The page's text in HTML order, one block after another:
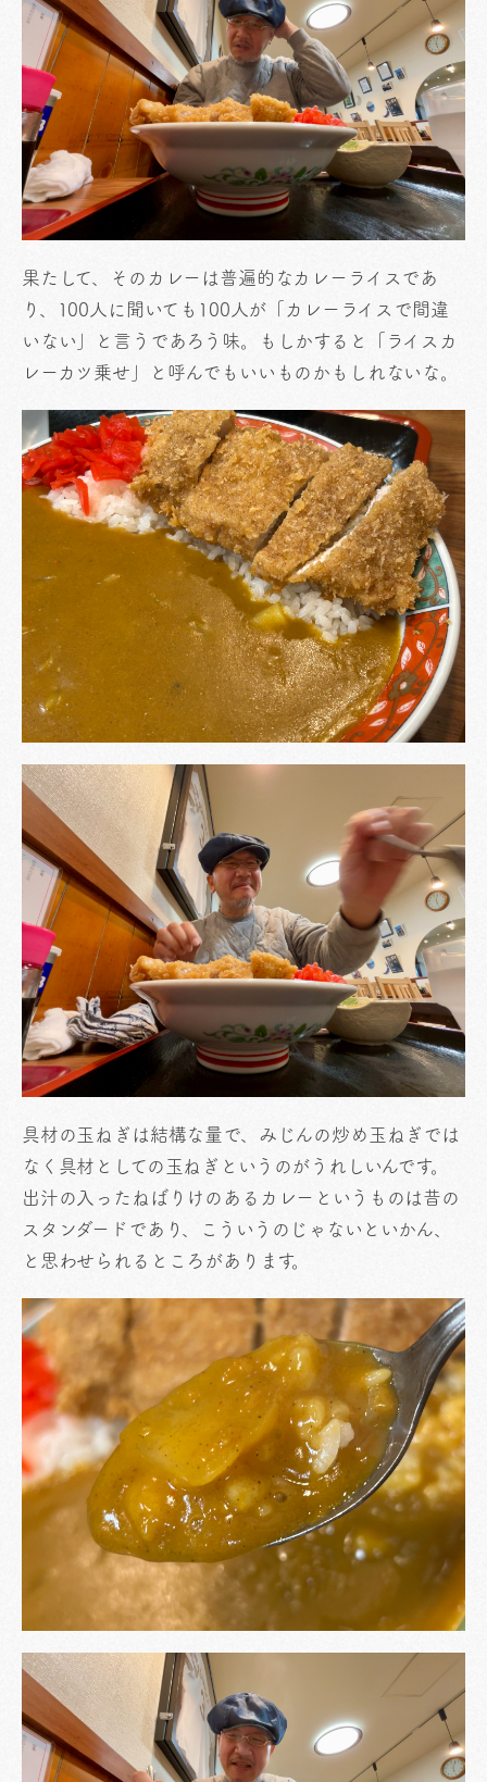
果たして、そのカレーは普遍的なカレーライスであ
り、100人に聞いても100人が「カレーライスで間違
いない」と言うであろう味。もしかすると「ライスカ
レーカツ乗せ」と呼んでもいいものかもしれないな。
具材の玉ねぎは結構な量で、みじんの炒め玉ねぎでは
なく具材としての玉ねぎというのがうれしいんです。
出汁の入ったねばりけのあるカレーというものは昔の
スタンダードであり、こういうのじゃないといかん、
と思わせられるところがあります。